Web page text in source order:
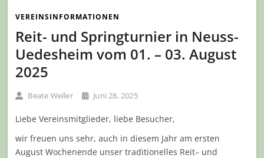
VEREINSINFORMATIONEN
Reit- und Springturnier in Neuss-
Uedesheim vom 01. – 03. August
2025
Beate Weller Juni 28, 2025
Liebe Vereinsmitglieder, liebe Besucher,
wir freuen uns sehr, auch in diesem Jahr am ersten
August Wochenende unser traditionelles Reit– und